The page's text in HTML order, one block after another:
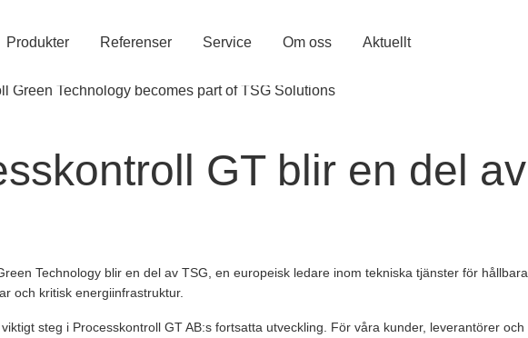
Produkter Referenser Service Om oss Aktuellt
GT blir en del av
Technology blir en del av TSG, en europeisk ledare inom tekniska tjänster för hållbara
och kritisk energiinfrastruktur.
steg i Processkontroll GT AB:s fortsatta utveckling. För våra kunder, leverantörer och